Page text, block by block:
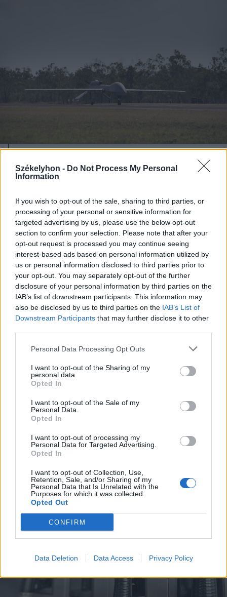
Székelyhon - Do Not Process My Personal
Information
If you wish to opt-out of the sale, sharing to third parties, or
processing of your personal or sensitive information for
targeted advertising by us, please use the below opt-out
section to confirm your selection. Please note that after your
opt-out request is processed you may continue seeing
interest-based ads based on personal information utilized by
us or personal information disclosed to third parties prior to
your opt-out. You may separately opt-out of the further
disclosure of your personal information by third parties on the
IAB’s list of downstream participants. This information may
also be disclosed by us to third parties on the IAB’s List of
Downstream Participants that may further disclose it to other
Personal Data Processing Opt Outs
I want to opt-out of the Sharing of my
personal data.
Opted In
I want to opt-out of the Sale of my
Personal Data.
Opted In
I want to opt-out of processing my
Personal Data for Targeted Advertising.
Opted In
I want to opt-out of Collection, Use,
Retention, Sale, and/or Sharing of my
Personal Data that Is Unrelated with the
Purposes for which it was collected.
Opted Out
CONFIRM
Data Deletion Data Access Privacy Policy
Románia irányából érkező ukrán
frissítve
2026. augusztus 08., szombat
Vaddisznó szaladt le a budapesti
metróba, felszállt az egyik kocsira,
majd kilőtték – videóval